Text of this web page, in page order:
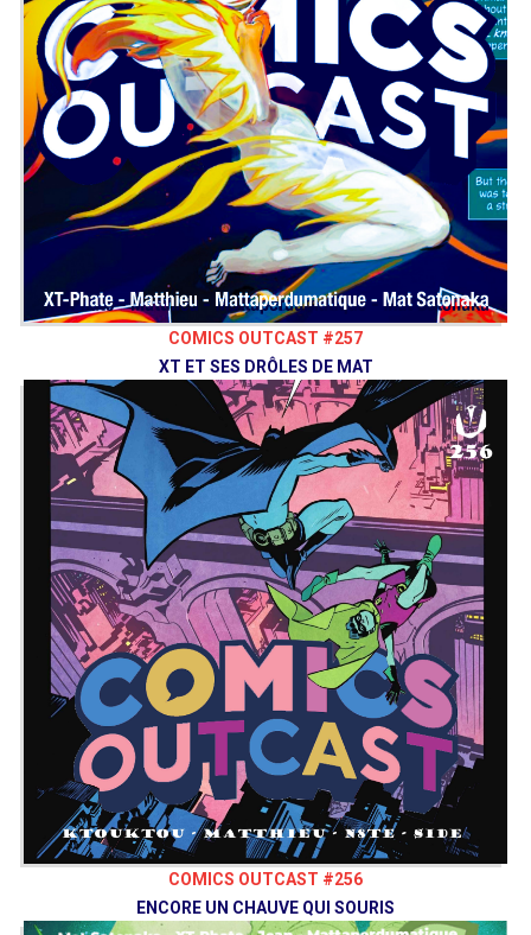
COMICS OUTCAST #257
XT ET SES DRÔLES DE MAT
COMICS OUTCAST #256
ENCORE UN CHAUVE QUI SOURIS